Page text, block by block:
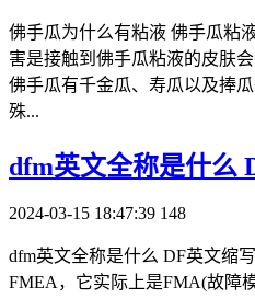
佛手瓜为什么有粘液 佛手瓜粘
害是接触到佛手瓜粘液的皮肤
佛手瓜有千金瓜、寿瓜以及捧
殊...
​dfm英文全称是什么
2024-03-15 18:47:39 148
dfm英文全称是什么 DF英文缩
FMEA，它实际上是FMA(故障